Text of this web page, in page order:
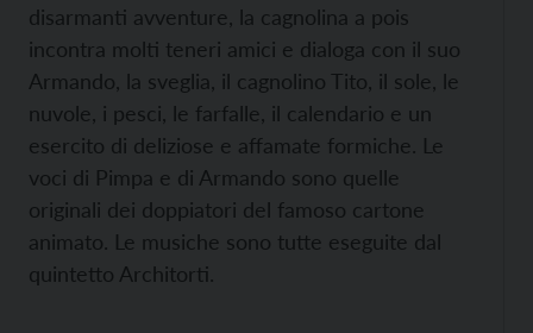
disarmanti avventure, la cagnolina a pois
incontra molti teneri amici e dialoga con il suo
Armando, la sveglia, il cagnolino Tito, il sole, le
nuvole, i pesci, le farfalle, il calendario e un
esercito di deliziose e affamate formiche. Le
voci di Pimpa e di Armando sono quelle
originali dei doppiatori del famoso cartone
animato. Le musiche sono tutte eseguite dal
quintetto Architorti.